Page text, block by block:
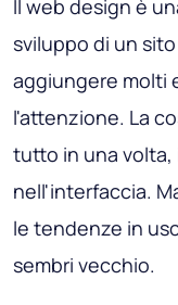
Il web design è
sviluppo di un
aggiungere molti
l'attenzione. La
tutto in una volta,
nell'interfaccia.
le tendenze in
sembri vecchio.